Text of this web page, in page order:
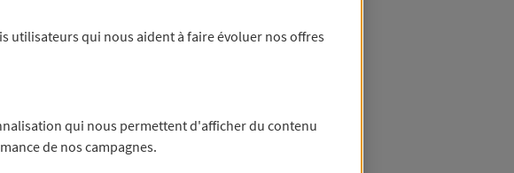
utilisateurs qui nous aident à faire évoluer nos offres
qui nous permettent d'afficher du contenu
de nos campagnes.